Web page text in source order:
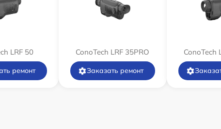
от 60 мин
от 60 мин
LRF 50
ремонт
ConoTech LRF 35PRO
Заказать ремонт
ConoTech